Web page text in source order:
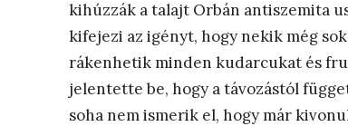
kihúzzák a talajt Orbán antiszemita
kifejezi az igényt, hogy nekik még
rákenhetik minden kudarcukat és
jelentette be, hogy a távozástól
soha nem ismerik el, hogy már